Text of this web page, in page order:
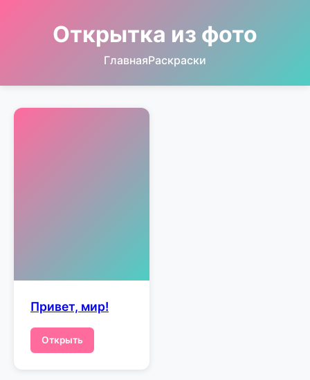
Открытка из фото
ГлавнаяРаскраски
Привет, мир!
Открыть